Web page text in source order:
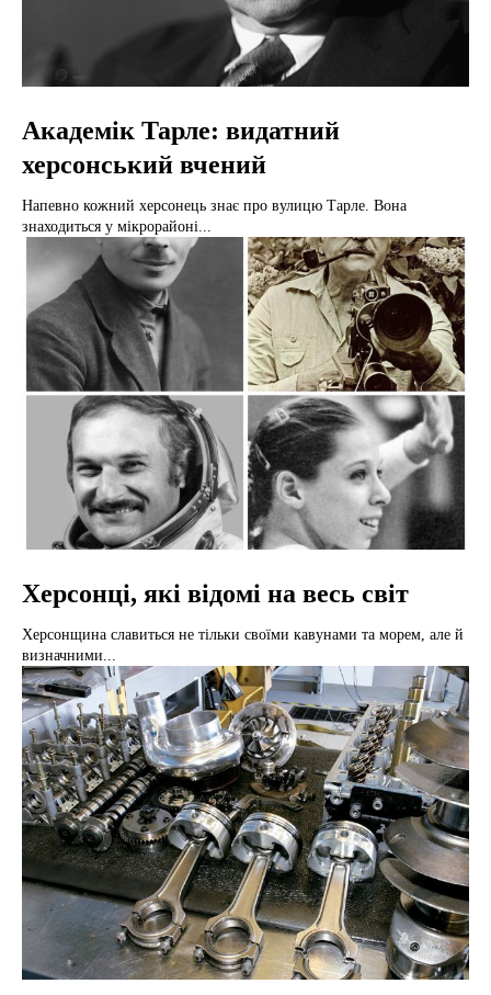
Академік Тарле: видатний
херсонський вчений
Напевно кожний херсонець знає про вулицю Тарле. Вона
знаходиться у мікрорайоні...
Херсонці, які відомі на весь світ
Херсонщина славиться не тільки своїми кавунами та морем, але й
визначними...